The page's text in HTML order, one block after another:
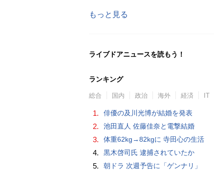
もっと見る
ライブドアニュースを読もう！
ランキング
総合 国内 政治 海外 経済 IT
1. 俳優の及川光博が結婚を発表
2. 池田直人 佐藤佳奈と電撃結婚
3. 体重62kg→82kgに 寺田心の生活
4. 黒木啓司氏 逮捕されていたか
5. 朝ドラ 次週予告に「ゲンナリ」